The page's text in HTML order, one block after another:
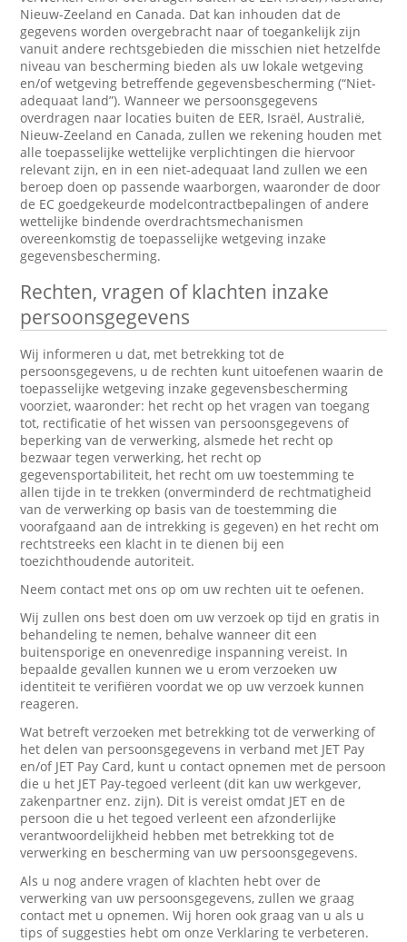
Nieuw-Zeeland en Canada. Dat kan inhouden dat de
gegevens worden overgebracht naar of toegankelijk zijn
vanuit andere rechtsgebieden die misschien niet hetzelfde
niveau van bescherming bieden als uw lokale wetgeving
en/of wetgeving betreffende gegevensbescherming (“Niet-
adequaat land”). Wanneer we persoonsgegevens
overdragen naar locaties buiten de EER, Israël, Australië,
Nieuw-Zeeland en Canada, zullen we rekening houden met
alle toepasselijke wettelijke verplichtingen die hiervoor
relevant zijn, en in een niet-adequaat land zullen we een
beroep doen op passende waarborgen, waaronder de door
de EC goedgekeurde modelcontractbepalingen of andere
wettelijke bindende overdrachtsmechanismen
overeenkomstig de toepasselijke wetgeving inzake
gegevensbescherming.
Rechten, vragen of klachten inzake
persoonsgegevens
Wij informeren u dat, met betrekking tot de
persoonsgegevens, u de rechten kunt uitoefenen waarin de
toepasselijke wetgeving inzake gegevensbescherming
voorziet, waaronder: het recht op het vragen van toegang
tot, rectificatie of het wissen van persoonsgegevens of
beperking van de verwerking, alsmede het recht op
bezwaar tegen verwerking, het recht op
gegevensportabiliteit, het recht om uw toestemming te
allen tijde in te trekken (onverminderd de rechtmatigheid
van de verwerking op basis van de toestemming die
voorafgaand aan de intrekking is gegeven) en het recht om
rechtstreeks een klacht in te dienen bij een
toezichthoudende autoriteit.
Neem contact met ons op om uw rechten uit te oefenen.
Wij zullen ons best doen om uw verzoek op tijd en gratis in
behandeling te nemen, behalve wanneer dit een
buitensporige en onevenredige inspanning vereist. In
bepaalde gevallen kunnen we u erom verzoeken uw
identiteit te verifiëren voordat we op uw verzoek kunnen
reageren.
Wat betreft verzoeken met betrekking tot de verwerking of
het delen van persoonsgegevens in verband met JET Pay
en/of JET Pay Card, kunt u contact opnemen met de persoon
die u het JET Pay-tegoed verleent (dit kan uw werkgever,
zakenpartner enz. zijn). Dit is vereist omdat JET en de
persoon die u het tegoed verleent een afzonderlijke
verantwoordelijkheid hebben met betrekking tot de
verwerking en bescherming van uw persoonsgegevens.
Als u nog andere vragen of klachten hebt over de
verwerking van uw persoonsgegevens, zullen we graag
contact met u opnemen. Wij horen ook graag van u als u
tips of suggesties hebt om onze Verklaring te verbeteren.